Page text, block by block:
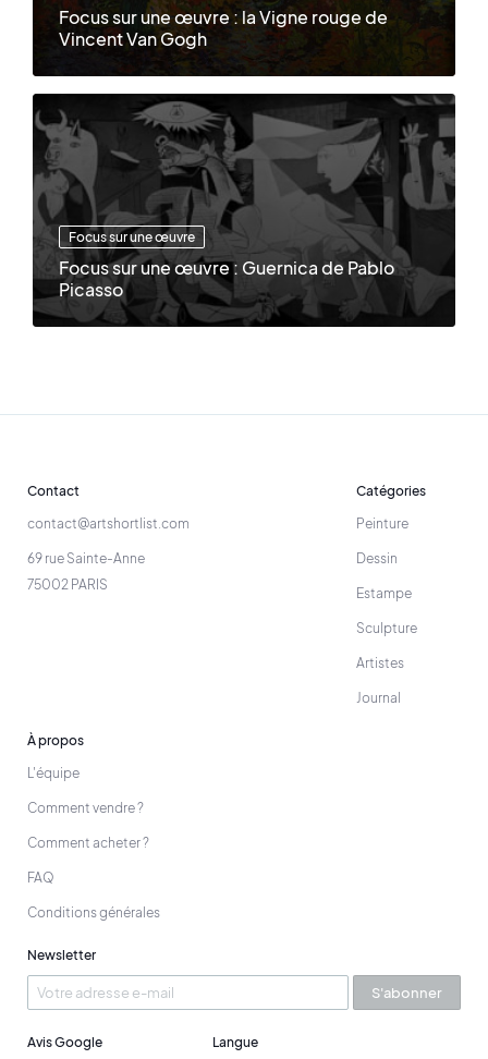
Focus sur une œuvre : la Vigne rouge de
Vincent Van Gogh
Focus sur une œuvre
Focus sur une œuvre : Guernica de Pablo
Picasso
Contact
contact@artshortlist.com
69 rue Sainte-Anne
75002 PARIS
Catégories
Peinture
Dessin
Estampe
Sculpture
Artistes
Journal
À propos
L'équipe
Comment vendre ?
Comment acheter ?
FAQ
Conditions générales
Newsletter
S'abonner
Avis Google Langue